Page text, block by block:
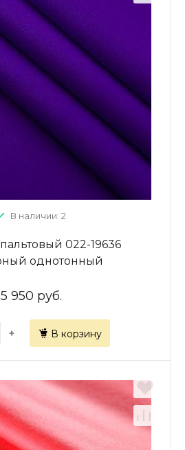
В наличии: 2
022-19636
однотонный
5 950 руб.
+ В корзину